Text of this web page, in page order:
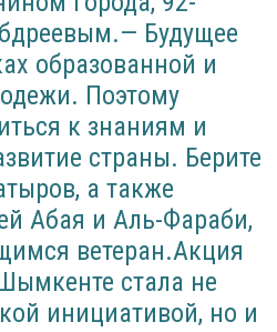
Будущее
образованной и
Поэтому
к знаниям и
страны. Берите
а также
Абая и Аль-Фараби,
ветеран.Акция
Шымкенте стала не
инициативой, но и